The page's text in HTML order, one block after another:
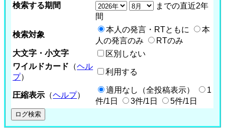
検索する期間
までの直近2年
間
検索対象
本人の発言・RTともに
本
人の発言のみ
RTのみ
大文字・小文字
区別しない
ワイルドカード （ヘル
プ）
利用する
圧縮表示 （ヘルプ）
適用なし（全投稿表示）
1
件/1日
3件/1日 5件/1日